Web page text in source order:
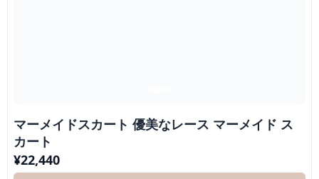
マーメイドスカート 優美なレース マーメイド ス
カート
¥22,440